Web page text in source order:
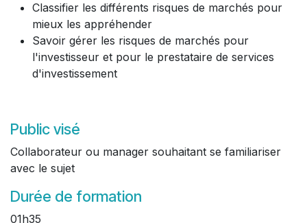
Classifier les différents risques de marchés pour
mieux les appréhender
Savoir gérer les risques de marchés pour
l'investisseur et pour le prestataire de services
d'investissement
Public visé
Collaborateur ou manager souhaitant se familiariser
avec le sujet
Durée de formation
01h35